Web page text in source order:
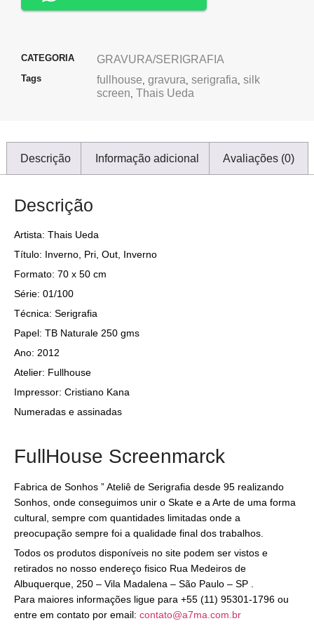
CATEGORIA GRAVURA/SERIGRAFIA
Tags fullhouse, gravura, serigrafia, silk
screen, Thais Ueda
Descrição Informação adicional Avaliações (0)
Descrição
Artista: Thais Ueda
Título: Inverno, Pri, Out, Inverno
Formato: 70 x 50 cm
Série: 01/100
Técnica: Serigrafia
Papel: TB Naturale 250 gms
Ano: 2012
Atelier: Fullhouse
Impressor: Cristiano Kana
Numeradas e assinadas
FullHouse Screenmarck
Fabrica de Sonhos ” Ateliê de Serigrafia desde 95 realizando
Sonhos, onde conseguimos unir o Skate e a Arte de uma forma
cultural, sempre com quantidades limitadas onde a
preocupação sempre foi a qualidade final dos trabalhos.
Todos os produtos disponíveis no site podem ser vistos e
retirados no nosso endereço fisico Rua Medeiros de
Albuquerque, 250 – Vila Madalena – São Paulo – SP .
Para maiores informações ligue para +55 (11) 95301-1796 ou
entre em contato por email: contato@a7ma.com.br